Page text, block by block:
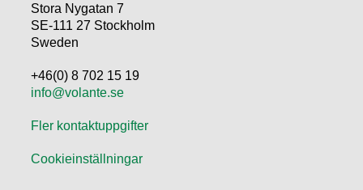
Stora Nygatan 7
SE-111 27 Stockholm
Sweden
+46(0) 8 702 15 19
info@volante.se
Fler kontaktuppgifter
Cookieinställningar